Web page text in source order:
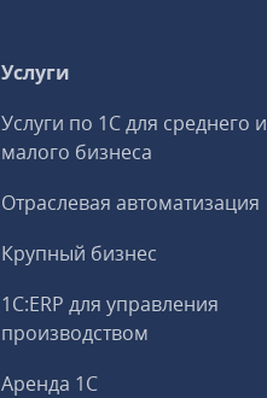
Услуги
Услуги по 1С для среднего и
малого бизнеса
Отраслевая автоматизация
Крупный бизнес
1С:ERP для управления
производством
Аренда 1С